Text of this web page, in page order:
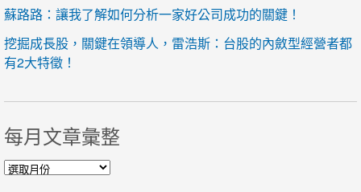
蘇路路：讓我了解如何分析一家好公司成功的關鍵！
挖掘成長股，關鍵在領導人，雷浩斯：台股的內斂型經營者都
有2大特徵！
每月文章彙整
每月文章彙整